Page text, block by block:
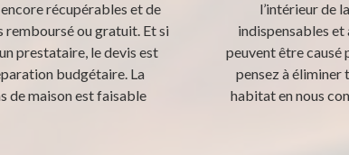
récupérables et de
remboursé ou gratuit. Et si
prestataire, le devis est
budgétaire. La
de maison est faisable
l’intérieur de
indispensables
peuvent être causé
pensez à éliminer
habitat en nous